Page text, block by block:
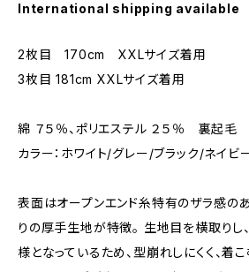
International shipping available
2枚目 170cm XXLサイズ着用
3枚目 181cm XXLサイズ着用
綿 ７５％、ポリエステル ２５％ 裏起毛
カラー：ホワイト/グレー/ブラック/ネイビ
表面はオープンエンド糸特有のザラ感の
りの厚手生地が特徴。 生地目を横取りし
様となっているため、型崩れしにくく、着